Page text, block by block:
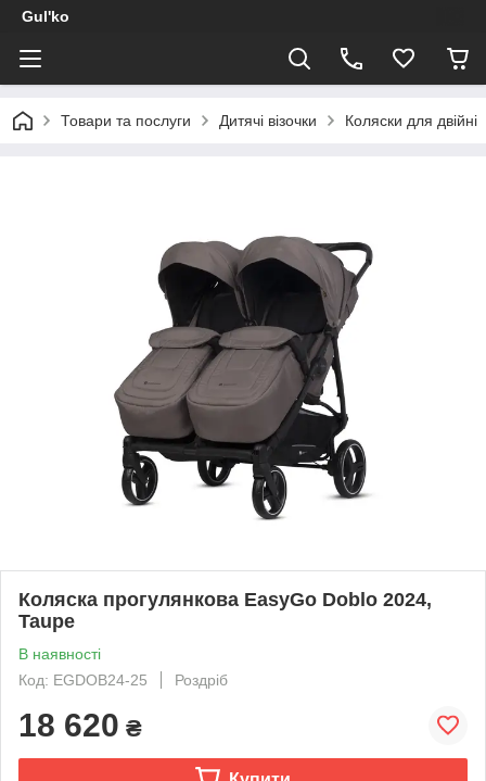
Gul'ko
Товари та послуги Дитячі візочки Коляски для двійні
Коляска прогулянкова EasyGo Doblo 2024,
Taupe
В наявності
Код: EGDOB24-25
Роздріб
18 620 ₴